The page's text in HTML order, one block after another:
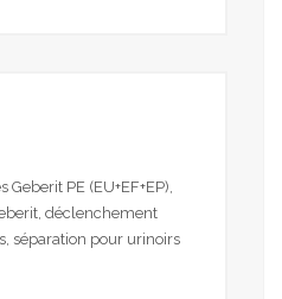
Geberit PE (EU+EF+EP),
déclenchement
séparation pour urinoirs